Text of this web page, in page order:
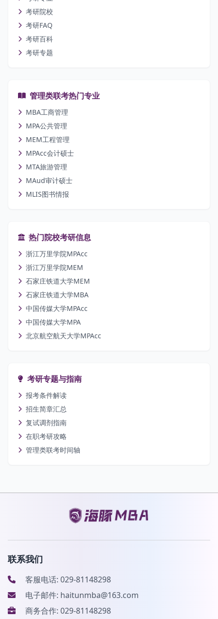
考研院校
考研FAQ
考研百科
考研专题
管理类联考热门专业
MBA工商管理
MPA公共管理
MEM工程管理
MPAcc会计硕士
MTA旅游管理
MAud审计硕士
MLIS图书情报
热门院校考研信息
浙江万里学院MPAcc
浙江万里学院MEM
石家庄铁道大学MEM
石家庄铁道大学MBA
中国传媒大学MPAcc
中国传媒大学MPA
北京航空航天大学MPAcc
考研专题与指南
报考条件解读
招生简章汇总
复试调剂指南
在职考研攻略
管理类联考时间轴
联系我们
客服电话: 029-81148298
电子邮件: haitunmba@163.com
商务合作: 029-81148298